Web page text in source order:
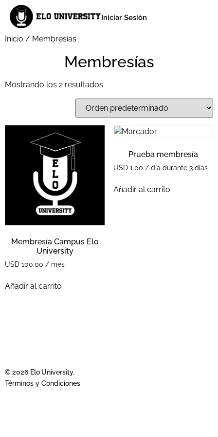
Iniciar Sesión
Inicio / Membresías
Membresías
Mostrando los 2 resultados
Membresía Campus Elo
University
USD 100.00 / mes
Añadir al carrito
Prueba membresía
USD 1.00 / día durante 3 días
Añadir al carrito
© 2026 Elo University.
Términos y Condiciones